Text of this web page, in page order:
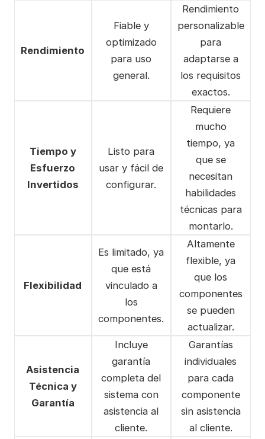
Rendimiento
Fiable y
optimizado
para uso
general.
Rendimiento
personalizable
para
adaptarse a
los requisitos
exactos.
Tiempo y
Esfuerzo
Invertidos
Listo para
usar y fácil de
configurar.
Requiere
mucho
tiempo, ya
que se
necesitan
habilidades
técnicas para
montarlo.
Flexibilidad
Es limitado, ya
que está
vinculado a
los
componentes.
Altamente
flexible, ya
que los
componentes
se pueden
actualizar.
Asistencia
Técnica y
Garantía
Incluye
garantía
completa del
sistema con
asistencia al
cliente.
Garantías
individuales
para cada
componente
sin asistencia
al cliente.